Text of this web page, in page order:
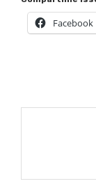
Facebook